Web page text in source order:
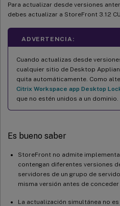
Para actualizar desde versiones
debes actualizar a StoreFront 3.12
ADVERTENCIA:
Cuando actualizas desde
cualquier sitio de Desktop
quita automáticamente. Como
Citrix Workspace app Desktop
que no estén unidos a un dominio.
Es bueno saber
StoreFront no admite
contengan diferentes versiones
servidores de un grupo de
misma versión antes de
La actualización simultánea no